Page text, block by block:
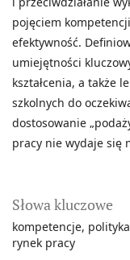
Słowa kluczowe
kompetencje
rynek pracy
pojęciem
efektywność.
umiejętności
kształcenia, a także
szkolnych do
dostosowanie
pracy nie wydaje się